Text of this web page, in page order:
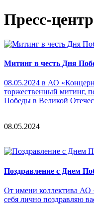
Пресс-центр
Митинг в честь Дня
08.05.2024 в АО
торжественный митинг,
Победы в Великой
08.05.2024
Поздравление с Днем
От имени коллектива АО
себя лично поздравляю